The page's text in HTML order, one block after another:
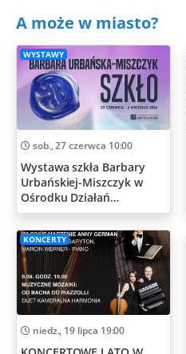
A może w miasto?
WYSTAWY
sob., 27 czerwca 10:00
Wystawa szkła Barbary
Urbańskiej-Miszczyk w
Ośrodku Działań
Artystycznych
KONCERTY
niedz., 19 lipca 19:00